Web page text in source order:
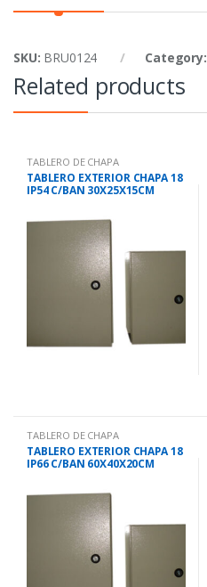
SKU: BRU0124 Category:
Related products
TABLERO DE CHAPA
TABLERO EXTERIOR CHAPA 18
IP54 C/BAN 30X25X15CM
TABLERO DE CHAPA
TABLERO EXTERIOR CHAPA 18
IP66 C/BAN 60X40X20CM